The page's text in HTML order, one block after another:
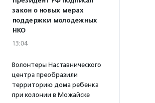
закон о новых мерах
поддержки молодежных
НКО
13:04
Волонтеры Наставнического
центра преобразили
территорию дома ребенка
при колонии в Можайске